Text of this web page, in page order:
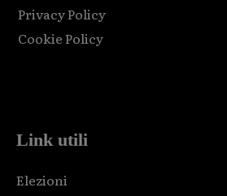
Privacy Policy
Cookie Policy
Link utili
Elezioni